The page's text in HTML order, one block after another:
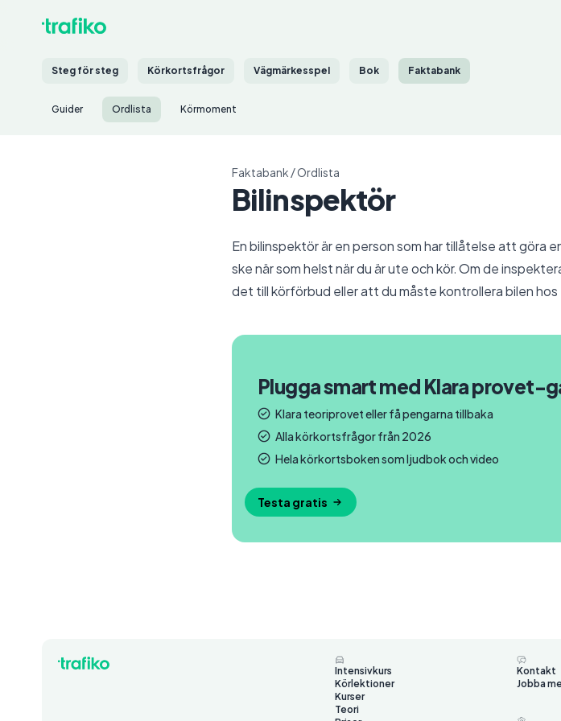
Steg för steg Körkortsfrågor Vägmärkesspel Bok Faktabank
Guider Ordlista Körmoment
Faktabank /Ordlista
Bilinspektör
En bilinspektör är en person som har tillåtelse att göra
ske när som helst när du är ute och kör. Om de
det till körförbud eller att du måste kontrollera bilen hos
Plugga smart med Klara provet-
Klara teoriprovet eller få pengarna tillbaka
Alla körkortsfrågor från 2026
Hela körkortsboken som ljudbok och video
Testa gratis
Intensivkurs
Körlektioner
Kurser
Teori
Kontakt
Jobba